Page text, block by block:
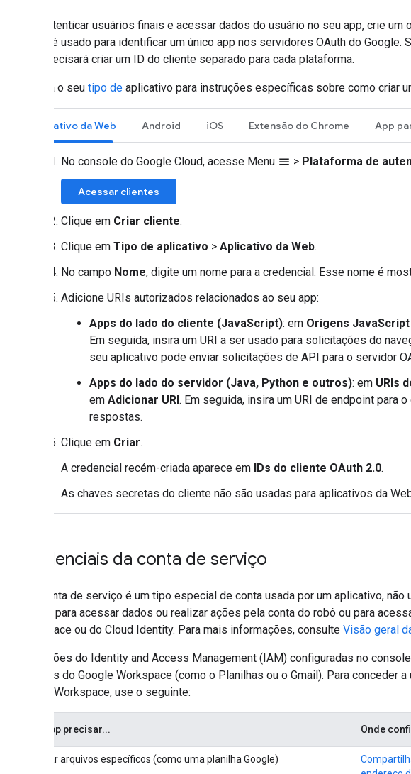
Para autenticar usuários finais e acessar dados do usuário no seu app, crie
cliente é usado para identificar um único app nos servidores OAuth do
você precisará criar um ID do cliente separado para cada plataforma.
Escolha o seu tipo de aplicativo para instruções específicas sobre como criar
Aplicativo da Web Android iOS Extensão do Chrome App
No console do Google Cloud, acesse Menu menu > Plataforma de
Acessar clientes
Clique em Criar cliente.
Clique em Tipo de aplicativo > Aplicativo da Web.
No campo Nome, digite um nome para a credencial. Esse nome é
Adicione URIs autorizados relacionados ao seu app:
Apps do lado do cliente (JavaScript): em Origens
Em seguida, insira um URI a ser usado para solicitações do
seu aplicativo pode enviar solicitações de API para o servidor
Apps do lado do servidor (Java, Python e outros): em URIs
em Adicionar URI. Em seguida, insira um URI de endpoint para
respostas.
Clique em Criar.
A credencial recém-criada aparece em IDs do cliente OAuth 2.0.
As chaves secretas do cliente não são usadas para aplicativos da
Credenciais da conta de serviço
Uma conta de serviço é um tipo especial de conta usada por um aplicativo,
serviço para acessar dados ou realizar ações pela conta do robô ou para
Workspace ou do Cloud Identity. Para mais informações, consulte Visão geral
As funções do Identity and Access Management (IAM) configuradas no
recursos do Google Workspace (como o Planilhas ou o Gmail). Para conceder
Google Workspace, use o seguinte:
Se o app precisar... Onde
Acessar arquivos específicos (como uma planilha Google)